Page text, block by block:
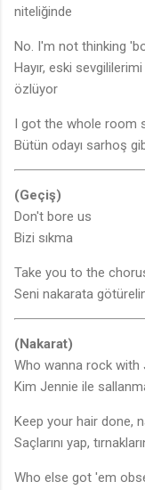
niteliğinde
No. I'm not thinking
Hayır, eski
özlüyor
I got the whole room
Bütün odayı sarhoş
(Geçiş)
Don't bore us
Bizi sıkma
Take you to the
Seni nakarata
(Nakarat)
Who wanna rock with
Kim Jennie ile
Keep your hair done,
Saçlarını yap,
Who else got 'em